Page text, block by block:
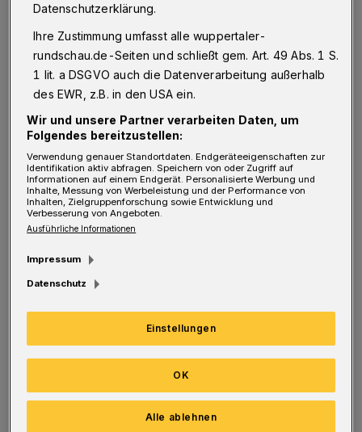
Dadurch stürzte ein weiblicher Fahrgast und
verletzte sich schwer. Die 60-Jährige wurde
zur stationären Behandlung in ein
Krankenhaus gebracht. Der 48 Jahre Busfahrer
habe richtig gehandelt, bestätigte die Polizei
vor Ort. (Bilder:)
Datenschutzerklärung.
Ihre Zustimmung umfasst alle wuppertaler-
rundschau.de-Seiten und schließt gem. Art. 49 Abs. 1 S.
1 lit. a DSGVO auch die Datenverarbeitung außerhalb
des EWR, z.B. in den USA ein.
Wir und unsere Partner verarbeiten Daten, um
Folgendes bereitzustellen:
Verwendung genauer Standortdaten. Endgeräteeigenschaften zur
Identifikation aktiv abfragen. Speichern von oder Zugriff auf
Informationen auf einem Endgerät. Personalisierte Werbung und
Inhalte, Messung von Werbeleistung und der Performance von
Inhalten, Zielgruppenforschung sowie Entwicklung und
Verbesserung von Angeboten.
Ausführliche Informationen
Impressum
Datenschutz
Einstellungen
Alle ablehnen
OK